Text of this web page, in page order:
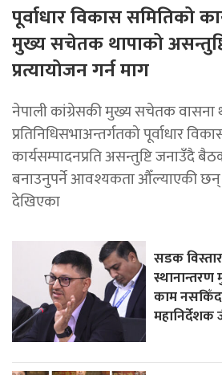
पूर्वाधार विकास समितिको
मुख्य सचेतक थापाको
प्रत्यायोजन गर्न माग
नेपाली कांग्रेसकी मुख्य सचेतक वासना
प्रतिनिधिसभाअन्तर्गतको पूर्वाधार
कार्यसम्पादनप्रति असन्तुष्टि जनाउँदै
बनाउनुपर्ने आवश्यकता औँल्याएकी छन्।
देखिएका
सडक
काम
महानिर्देशक